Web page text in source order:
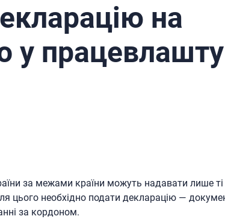
на
у
за межами країни можуть надавати лише ті
цього необхідно подати декларацію —
за кордоном.